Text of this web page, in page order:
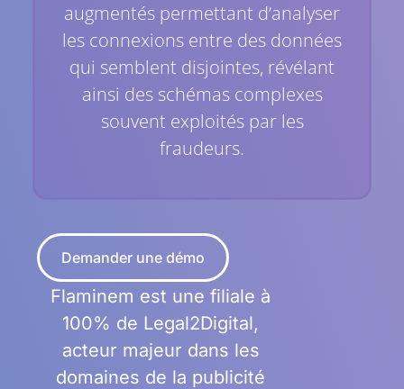
augmentés permettant d’analyser
les connexions entre des données
qui semblent disjointes, révélant
ainsi des schémas complexes
souvent exploités par les
fraudeurs.
Demander une démo
Flaminem est une filiale à
100% de Legal2Digital,
acteur majeur dans les
domaines de la publicité